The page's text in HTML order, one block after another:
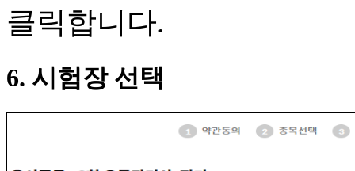
클릭합니다.
6. 시험장 선택